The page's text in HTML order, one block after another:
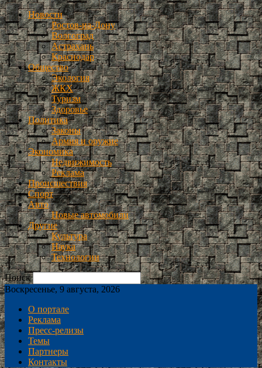
Новости
Ростов-на-Дону
Волгоград
Астрахань
Краснодар
Общество
Экология
ЖКХ
Туризм
Здоровье
Политика
Законы
Армия и оружие
Экономика
Недвижимость
Реклама
Происшествия
Спорт
Авто
Новые автомобили
Другие
Культура
Наука
Технологии
Поиск
Воскресенье, 9 августа, 2026
О портале
Реклама
Пресс-релизы
Темы
Партнеры
Контакты